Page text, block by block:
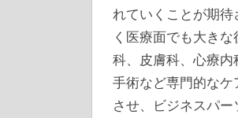
れていくことが期
く医療面でも大き
科、皮膚科、心療
手術など専門的な
させ、ビジネスパ